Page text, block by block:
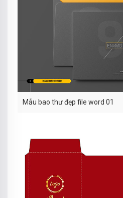
Mẫu bao thư đẹp file word 01